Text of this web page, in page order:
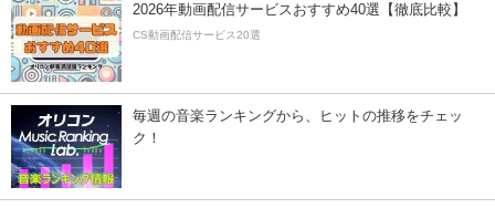
2026年動画配信サービスおすすめ40選【徹底比較】
CS動画配信サービス20選
毎週の音楽ランキングから、ヒットの推移をチェッ
ク！